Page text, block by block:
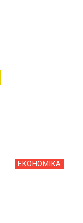
ЕКОНОМІКА